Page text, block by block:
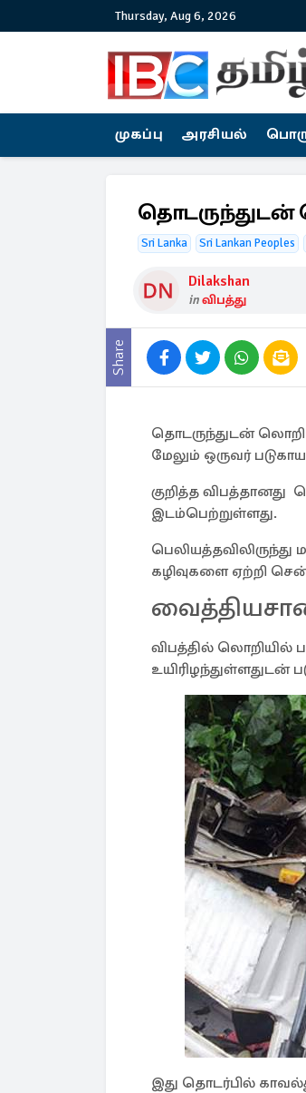
Thursday, Aug 6, 2026
முகப்பு அரசியல்
தொடருந்துடன்
Sri Lanka Sri Lankan Peoples
Dilakshan
inவிபத்து
Share
தொடருந்துடன்
மேலும் ஒருவர்
குறித்த
இடம்பெற்றுள்ளது.
கழிவுகளை ஏற்றி
விபத்தில் லொறியில்
உயிரிழந்துள்ளதுடன்
இது தொடர்பில்